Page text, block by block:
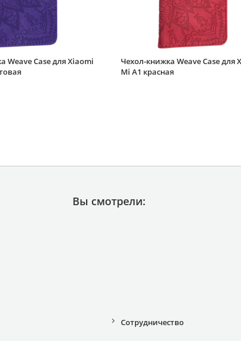
Weave Case для Xiaomi
Чехол-книжка Weave Case для
Mi A1 красная
Вы смотрели:
Сотрудничество